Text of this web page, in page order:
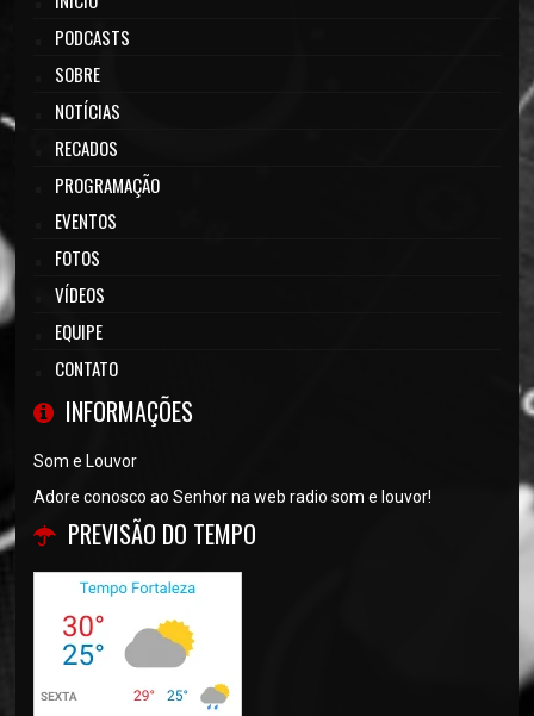
PODCASTS
SOBRE
NOTÍCIAS
RECADOS
PROGRAMAÇÃO
EVENTOS
FOTOS
VÍDEOS
EQUIPE
CONTATO
INFORMAÇÕES
Som e Louvor
Adore conosco ao Senhor na web radio som e louvor!
PREVISÃO DO TEMPO